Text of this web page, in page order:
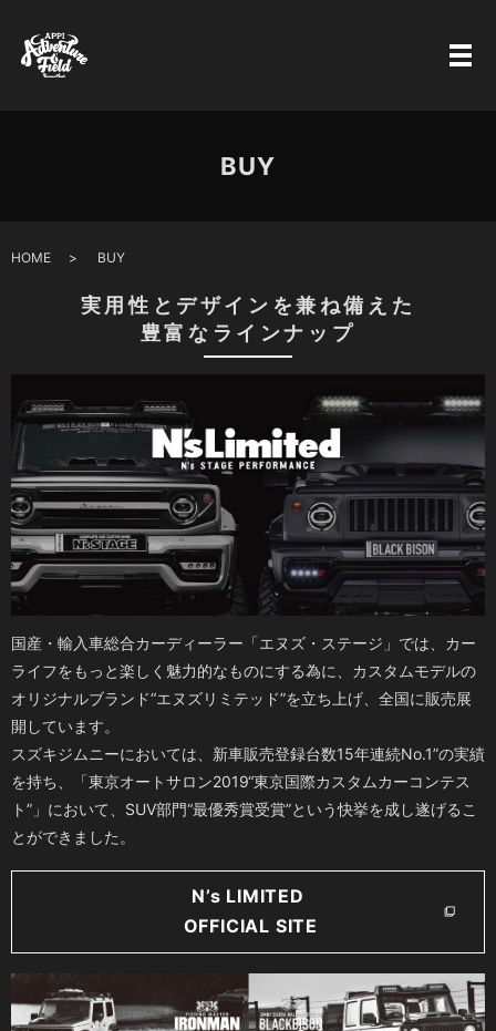
BUY
HOME BUY
実用性とデザインを兼ね備えた
豊富なラインナップ
国産・輸入車総合カーディーラー「エヌズ・ステージ」では、カー
ライフをもっと楽しく魅力的なものにする為に、カスタムモデルの
オリジナルブランド“エヌズリミテッド”を立ち上げ、全国に販売展
開しています。
スズキジムニーにおいては、新車販売登録台数15年連続No.1”の実績
を持ち、「東京オートサロン2019“東京国際カスタムカーコンテス
ト”」において、SUV部門“最優秀賞受賞”という快挙を成し遂げるこ
とができました。
N’s LIMITED
OFFICIAL SITE